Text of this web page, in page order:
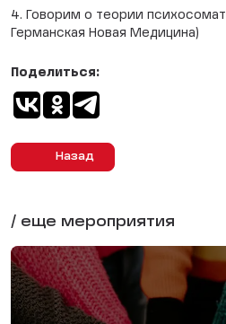
4. Говорим о теории
Германская Новая Медицина)
Назад
Поделиться:
/ еще мероприятия